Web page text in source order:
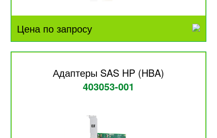
Цена по запросу
Адаптеры SAS HP (HBA)
403053-001